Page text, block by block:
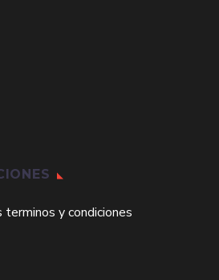
y condiciones